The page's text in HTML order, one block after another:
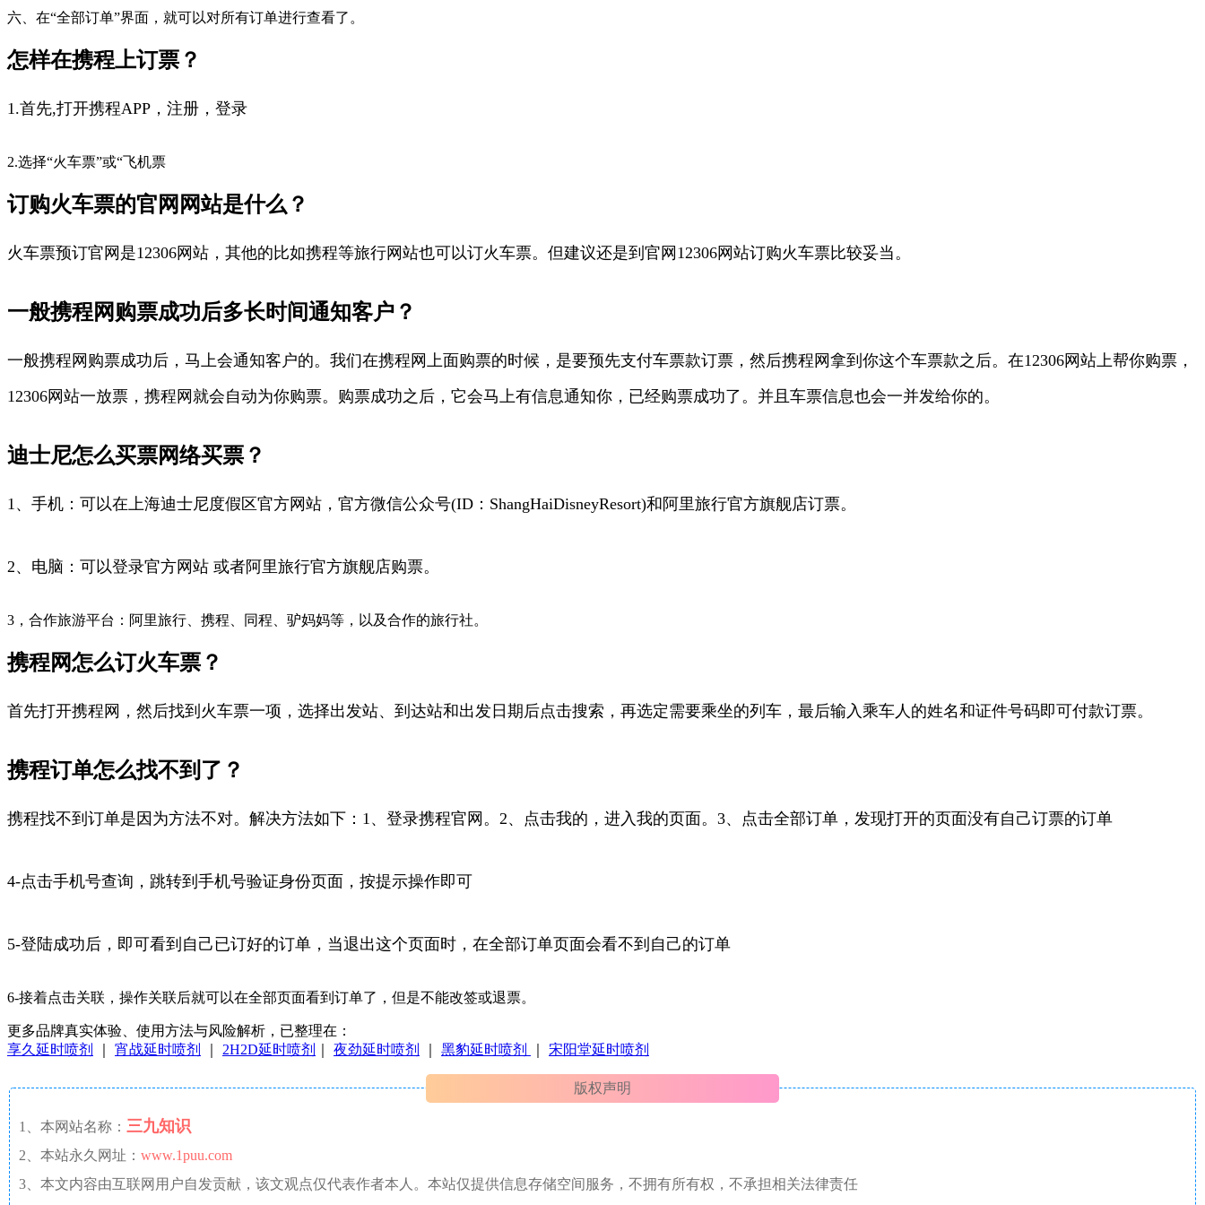
六、在“全部订单”界面，就可以对所有订单进行查看了。
怎样在携程上订票？
1.首先,打开携程APP，注册，登录
2.选择“火车票”或“飞机票
订购火车票的官网网站是什么？
火车票预订官网是12306网站，其他的比如携程等旅行网站也可以订火车票。但建议还是到官网12306网站订购火车票比较妥当。
一般携程网购票成功后多长时间通知客户？
一般携程网购票成功后，马上会通知客户的。我们在携程网上面购票的时候，是要预先支付车票款订票，然后携程网拿到你这个车票款之后。在12306网站上帮你购票，
12306网站一放票，携程网就会自动为你购票。购票成功之后，它会马上有信息通知你，已经购票成功了。并且车票信息也会一并发给你的。
迪士尼怎么买票网络买票？
1、手机：可以在上海迪士尼度假区官方网站，官方微信公众号(ID：ShangHaiDisneyResort)和阿里旅行官方旗舰店订票。
2、电脑：可以登录官方网站 或者阿里旅行官方旗舰店购票。
3，合作旅游平台：阿里旅行、携程、同程、驴妈妈等，以及合作的旅行社。
携程网怎么订火车票？
首先打开携程网，然后找到火车票一项，选择出发站、到达站和出发日期后点击搜索，再选定需要乘坐的列车，最后输入乘车人的姓名和证件号码即可付款订票。
携程订单怎么找不到了？
携程找不到订单是因为方法不对。解决方法如下：1、登录携程官网。2、点击我的，进入我的页面。3、点击全部订单，发现打开的页面没有自己订票的订单
4-点击手机号查询，跳转到手机号验证身份页面，按提示操作即可
5-登陆成功后，即可看到自己已订好的订单，当退出这个页面时，在全部订单页面会看不到自己的订单
6-接着点击关联，操作关联后就可以在全部页面看到订单了，但是不能改签或退票。
更多品牌真实体验、使用方法与风险解析，已整理在：
享久延时喷剂
宵战延时喷剂 2H2D延时喷剂 夜劲延时喷剂 黑豹延时喷剂 宋阳堂延时喷剂
版权声明
1、本网站名称： 三九知识
2、本站永久网址： www.1puu.com
3、本文内容由互联网用户自发贡献，该文观点仅代表作者本人。本站仅提供信息存储空间服务，不拥有所有权，不承担相关法律责任